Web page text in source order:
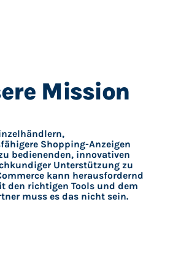
Mission
Shopping-Anzeigen
bedienenden, innovativen
Unterstützung zu
kann herausfordernd
den richtigen Tools und dem
muss es das nicht sein.